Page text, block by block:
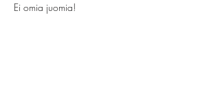
Ei omia juomia!